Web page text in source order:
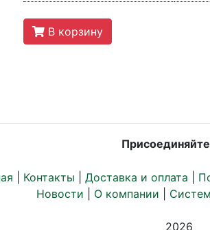
В корзину
Контакты Доставка и оплата
Новости
О компании
2026